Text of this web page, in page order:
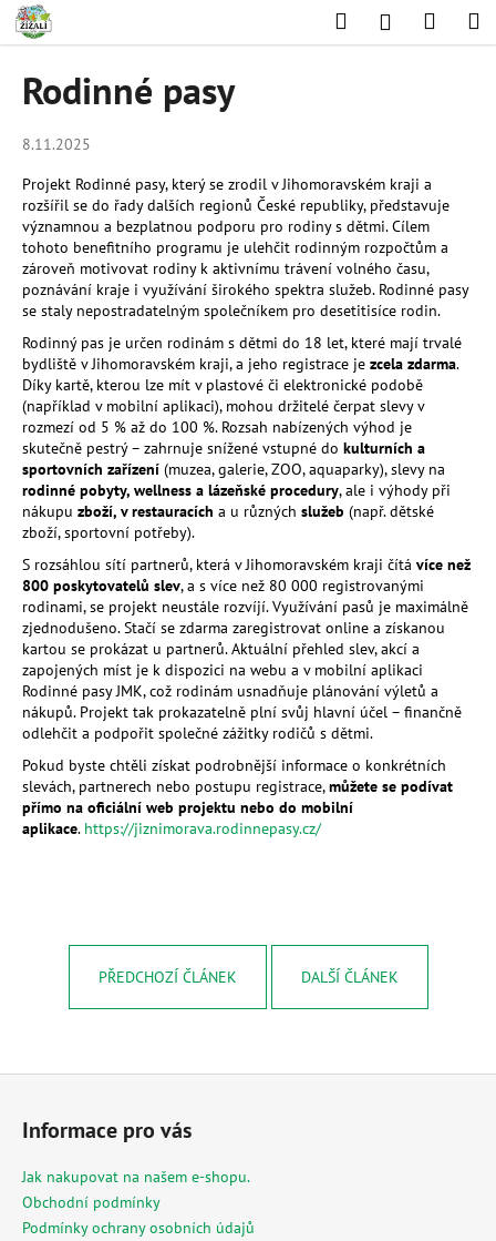
Přejít
obsah
HledatPřihlášení
Rodinné pasy
8.11.2025
Projekt Rodinné pasy, který se zrodil v Jihomoravském kraji a
rozšířil se do řady dalších regionů České republiky, představuje
významnou a bezplatnou podporu pro rodiny s dětmi. Cílem
tohoto benefitního programu je ulehčit rodinným rozpočtům a
zároveň motivovat rodiny k aktivnímu trávení volného času,
poznávání kraje i využívání širokého spektra služeb. Rodinné pasy
se staly nepostradatelným společníkem pro desetitisíce rodin.
Rodinný pas je určen rodinám s dětmi do 18 let, které mají trvalé
bydliště v Jihomoravském kraji, a jeho registrace je zcela zdarma.
Díky kartě, kterou lze mít v plastové či elektronické podobě
(například v mobilní aplikaci), mohou držitelé čerpat slevy v
rozmezí od 5 % až do 100 %. Rozsah nabízených výhod je
skutečně pestrý – zahrnuje snížené vstupné do kulturních a
sportovních zařízení (muzea, galerie, ZOO, aquaparky), slevy na
rodinné pobyty, wellness a lázeňské procedury, ale i výhody při
nákupu zboží, v restauracích a u různých služeb (např. dětské
zboží, sportovní potřeby).
S rozsáhlou sítí partnerů, která v Jihomoravském kraji čítá více než
800 poskytovatelů slev, a s více než 80 000 registrovanými
rodinami, se projekt neustále rozvíjí. Využívání pasů je maximálně
zjednodušeno. Stačí se zdarma zaregistrovat online a získanou
kartou se prokázat u partnerů. Aktuální přehled slev, akcí a
zapojených míst je k dispozici na webu a v mobilní aplikaci
Rodinné pasy JMK, což rodinám usnadňuje plánování výletů a
nákupů. Projekt tak prokazatelně plní svůj hlavní účel – finančně
odlehčit a podpořit společné zážitky rodičů s dětmi.
Pokud byste chtěli získat podrobnější informace o konkrétních
slevách, partnerech nebo postupu registrace,můžete se podívat
přímo na oficiální web projektu nebo do mobilní
aplikace. https://jiznimorava.rodinnepasy.cz/
PŘEDCHOZÍ ČLÁNEK DALŠÍ ČLÁNEK
o
o
p
o
t
ř
e
b
u
j
e
t
e
n
a
j
í
t
?
e
e
MESIHO
ŽÍŽALÍ
ČAJ
Informace pro vás
Jak nakupovat na našem e-shopu.
Obchodní podmínky
Podmínky ochrany osobních údajů